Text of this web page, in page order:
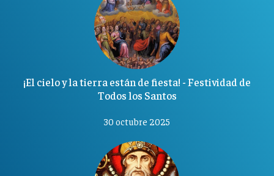
¡El cielo y la tierra están de fiesta! - Festividad de
Todos los Santos
30 octubre 2025